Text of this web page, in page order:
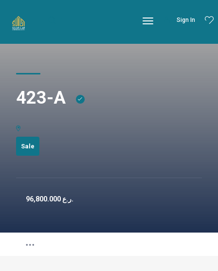
Sign In
423-A
Sale
96,800.000 ر.ع.